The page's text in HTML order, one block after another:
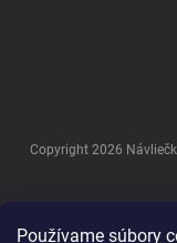
Používame súbory
Copyright 2026